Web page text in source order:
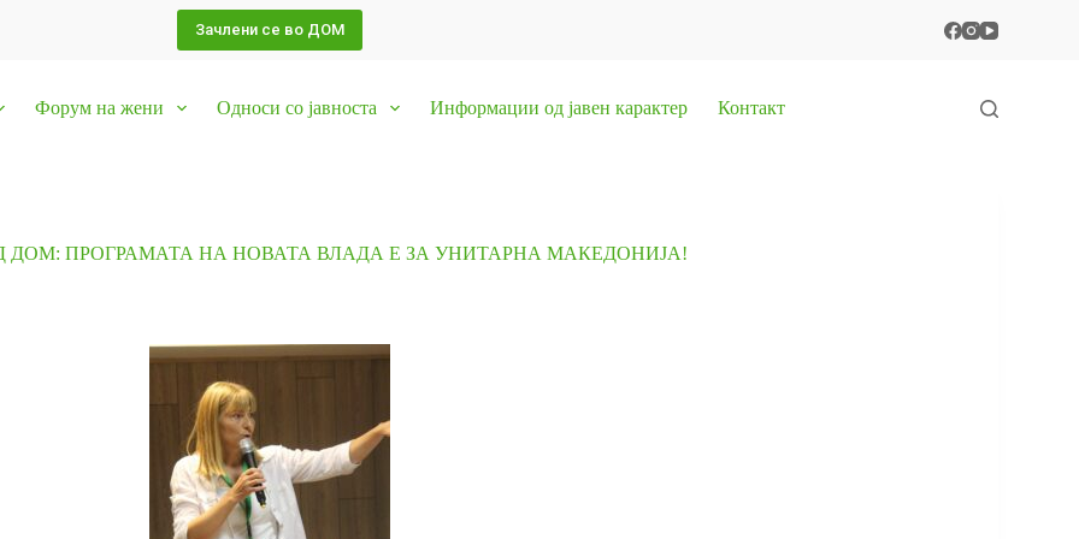
Зачлени се во ДОМ
Форум на жени Односи со јавноста Информации од јавен карактер Контакт
ДОМ: ПРОГРАМАТА НА НОВАТА ВЛАДА Е ЗА УНИТАРНА МАКЕДОНИЈА!